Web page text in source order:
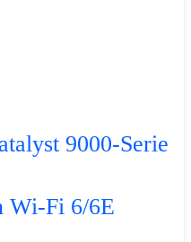
9000-Serie
Wi-Fi 6/6E